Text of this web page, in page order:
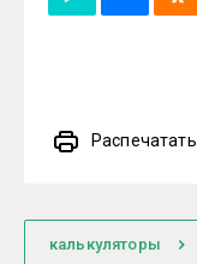
Распечатать
калькуляторы